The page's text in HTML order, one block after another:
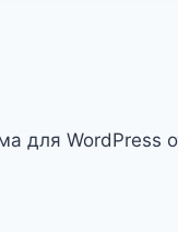
для WordPress